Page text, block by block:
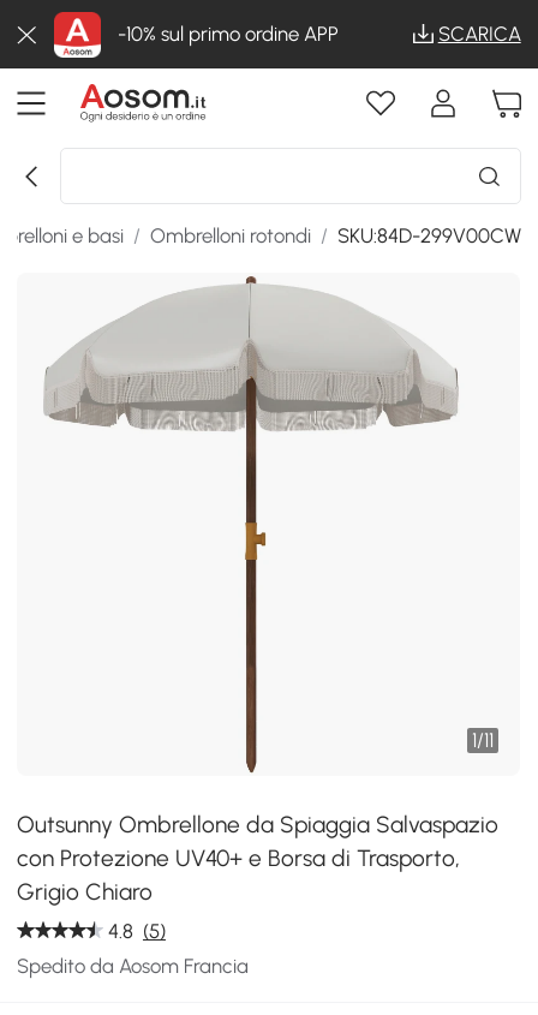
-10% sul primo ordine APP SCARICA
e basi / Ombrelloni rotondi / SKU:84D-299V00CW
1/11
Outsunny Ombrellone da Spiaggia Salvaspazio
con Protezione UV40+ e Borsa di Trasporto,
Grigio Chiaro
4.8 (5)
Spedito da Aosom Francia